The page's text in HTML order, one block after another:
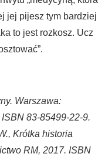
jej pijesz tym bardziej
to jest rozkosz. Ucz
Warszawa:
83-85499-22-9.
Krótka historia
RM, 2017. ISBN